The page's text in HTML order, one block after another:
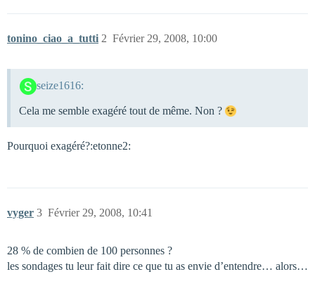
tonino_ciao_a_tutti Février 29, 2008, 10:00
2
seize1616:
Cela me semble exagéré tout de même. Non ?
Pourquoi exagéré?:etonne2:
vyger Février 29, 2008, 10:41
3
28 % de combien de 100 personnes ?
les sondages tu leur fait dire ce que tu as envie d’entendre… alors…